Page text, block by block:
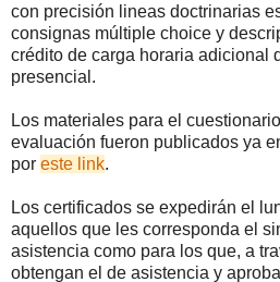
con precisión lineas doctrinarias
consignas múltiple choice y
crédito de carga horaria adicional
presencial.
Los materiales para el
evaluación fueron publicados ya
por este link.
Los certificados se expedirán el
aquellos que les corresponda el
asistencia como para los que, a
obtengan el de asistencia y